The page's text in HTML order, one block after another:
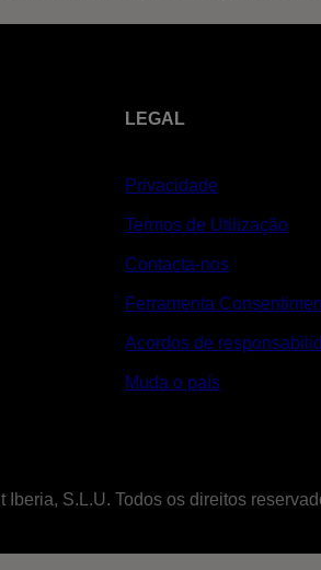
LEGAL
Privacidade
Termos de Utilização
Contacta-nos
Ferramenta
Acordos de
Muda o país
S.L.U. Todos os direitos